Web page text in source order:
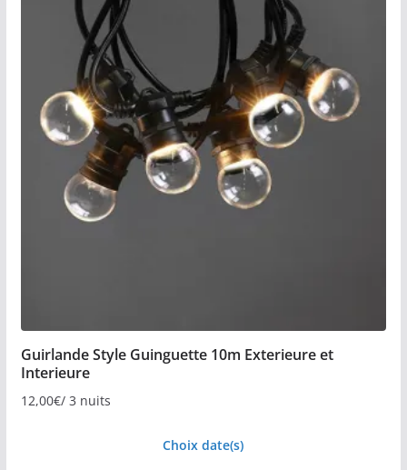
Guirlande Style Guinguette 10m Exterieure et
Interieure
12,00€/ 3 nuits
Choix date(s)